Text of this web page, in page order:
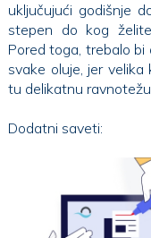
uključujući godišnje
stepen do kog
Pored toga, trebalo
svake oluje, jer
tu delikatnu
Dodatni saveti: